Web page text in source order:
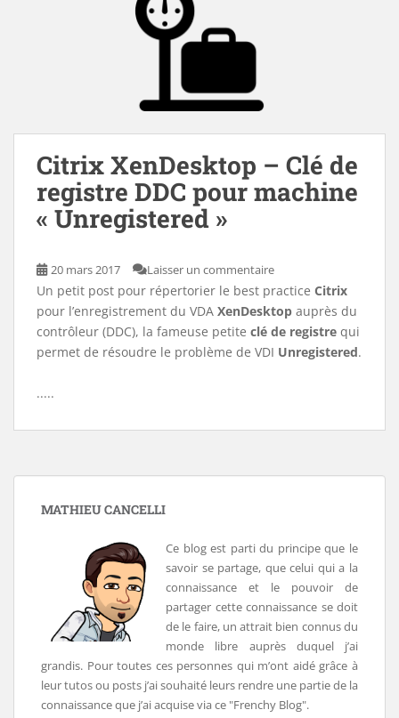
Citrix XenDesktop – Clé de
registre DDC pour machine
« Unregistered »
20 mars 2017 Laisser un commentaire
Un petit post pour répertorier le best practice Citrix
pour l’enregistrement du VDA XenDesktop auprès du
contrôleur (DDC), la fameuse petite clé de registre qui
permet de résoudre le problème de VDI Unregistered.
.....
MATHIEU CANCELLI
Ce blog est parti du principe que le
savoir se partage, que celui qui a la
connaissance et le pouvoir de
partager cette connaissance se doit
de le faire, un attrait bien connus du
monde libre auprès duquel j’ai
grandis. Pour toutes ces personnes qui m’ont aidé grâce à
leur tutos ou posts j’ai souhaité leurs rendre une partie de la
connaissance que j’ai acquise via ce "Frenchy Blog".